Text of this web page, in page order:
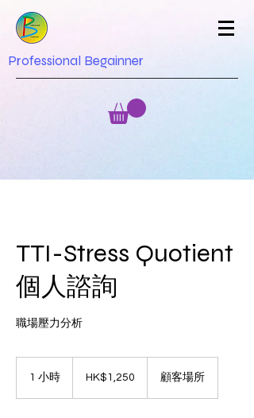
Professional Begainner
TTI-Stress Quotient
個人諮詢
職場壓力分析
1 小時 HK$1,250 顧客場所